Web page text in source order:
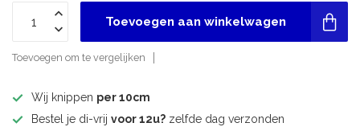
Toevoegen aan winkelwagen
Toevoegen om te vergelijken
Wij knippen per 10cm
Bestel je di-vrij voor 12u? zelfde dag verzonden